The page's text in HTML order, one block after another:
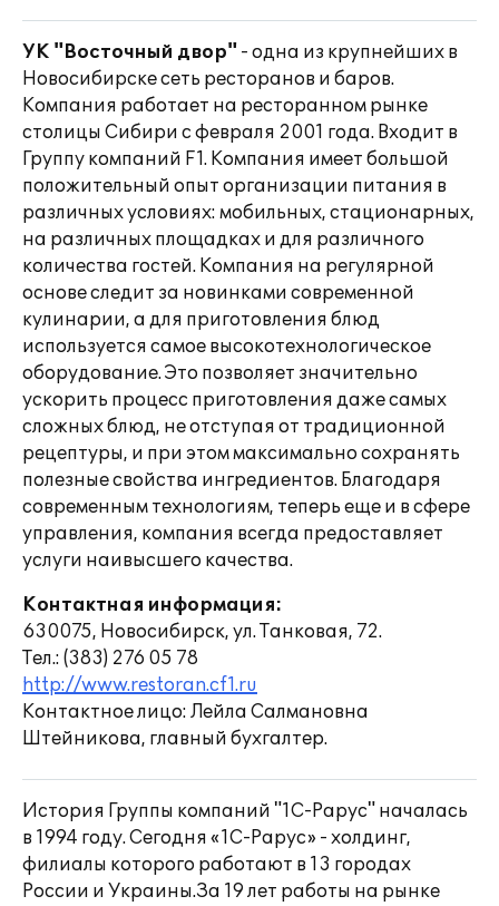
УК "Восточный двор" - одна из крупнейших в
Новосибирске сеть ресторанов и баров.
Компания работает на ресторанном рынке
столицы Сибири с февраля 2001 года. Входит в
Группу компаний F1. Компания имеет большой
положительный опыт организации питания в
различных условиях: мобильных, стационарных,
на различных площадках и для различного
количества гостей. Компания на регулярной
основе следит за новинками современной
кулинарии, а для приготовления блюд
используется самое высокотехнологическое
оборудование. Это позволяет значительно
ускорить процесс приготовления даже самых
сложных блюд, не отступая от традиционной
рецептуры, и при этом максимально сохранять
полезные свойства ингредиентов. Благодаря
современным технологиям, теперь еще и в сфере
управления, компания всегда предоставляет
услуги наивысшего качества.
Контактная информация:
630075, Новосибирск, ул. Танковая, 72.
Тел.: (383) 276 05 78
http://www.restoran.cf1.ru
Контактное лицо: Лейла Салмановна
Штейникова, главный бухгалтер.
История Группы компаний "1С-Рарус" началась
в 1994 году. Сегодня «1С-Рарус» - холдинг,
филиалы которого работают в 13 городах
России и Украины.За 19 лет работы на рынке